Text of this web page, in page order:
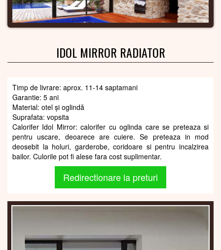
IDOL MIRROR RADIATOR
Timp de livrare: aprox. 11-14 saptamani
Garantie: 5 ani
Material: otel și oglindă
Suprafata: vopsita
Calorifer Idol Mirror: calorifer cu oglinda care se preteaza si
pentru uscare, deoarece are cuiere. Se preteaza in mod
deosebit la holuri, garderobe, coridoare si pentru incalzirea
bailor. Culorile pot fi alese fara cost suplimentar.
Redirectionare la preturi